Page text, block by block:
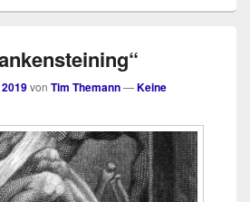
von Tim Themann—Keine